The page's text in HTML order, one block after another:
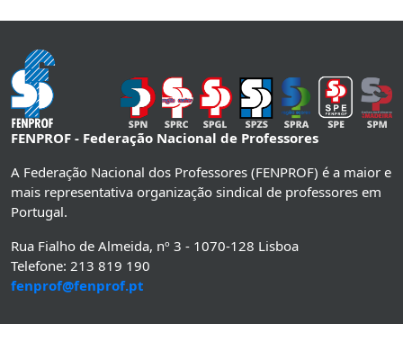
FENPROF - Federação Nacional de Professores
A Federação Nacional dos Professores (FENPROF) é a maior e
mais representativa organização sindical de professores em
Portugal.
Rua Fialho de Almeida, nº 3 - 1070-128 Lisboa
Telefone: 213 819 190
fenprof@fenprof.pt